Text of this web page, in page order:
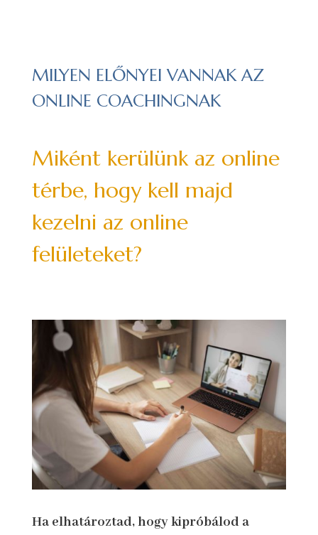
MILYEN ELŐNYEI VANNAK AZ
ONLINE COACHINGNAK
Miként kerülünk az online
térbe, hogy kell majd
kezelni az online
felületeket?
Ha elhatároztad, hogy kipróbálod a